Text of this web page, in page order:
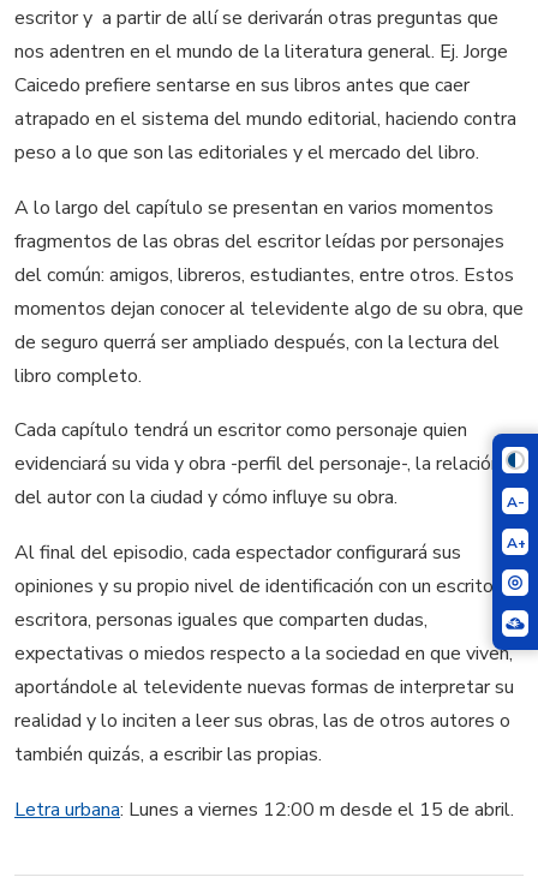
A-
A+
escritor y a partir de allí se derivarán otras preguntas que
nos adentren en el mundo de la literatura general. Ej. Jorge
Caicedo prefiere sentarse en sus libros antes que caer
atrapado en el sistema del mundo editorial, haciendo contra
peso a lo que son las editoriales y el mercado del libro.
A lo largo del capítulo se presentan en varios momentos
fragmentos de las obras del escritor leídas por personajes
del común: amigos, libreros, estudiantes, entre otros. Estos
momentos dejan conocer al televidente algo de su obra, que
de seguro querrá ser ampliado después, con la lectura del
libro completo.
Cada capítulo tendrá un escritor como personaje quien
evidenciará su vida y obra -perfil del personaje-, la relación
del autor con la ciudad y cómo influye su obra.
Al final del episodio, cada espectador configurará sus
opiniones y su propio nivel de identificación con un escritor o
escritora, personas iguales que comparten dudas,
expectativas o miedos respecto a la sociedad en que viven,
aportándole al televidente nuevas formas de interpretar su
realidad y lo inciten a leer sus obras, las de otros autores o
también quizás, a escribir las propias.
Letra urbana: Lunes a viernes 12:00 m desde el 15 de abril.